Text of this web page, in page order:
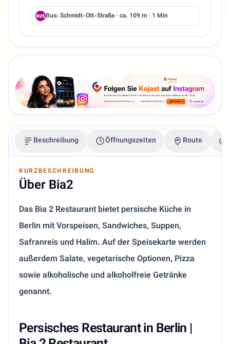
Bus: Schmidt-Ott-Straße · ca. 109 m · 1 Min
Beschreibung Öffnungszeiten Route
KURZBESCHREIBUNG
Über Bia2
Das Bia 2 Restaurant bietet persische Küche in
Berlin mit Vorspeisen, Sandwiches, Suppen,
Safranreis und Halim. Auf der Speisekarte werden
außerdem Salate, vegetarische Optionen, Pizza
sowie alkoholische und alkoholfreie Getränke
genannt.
Persisches Restaurant in Berlin |